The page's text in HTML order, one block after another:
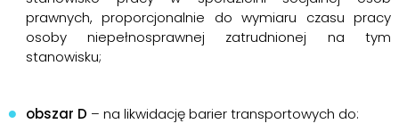
prawnych, proporcjonalnie do wymiaru czasu pracy
osoby niepełnosprawnej zatrudnionej na tym
stanowisku;
obszar D – na likwidację barier transportowych do: